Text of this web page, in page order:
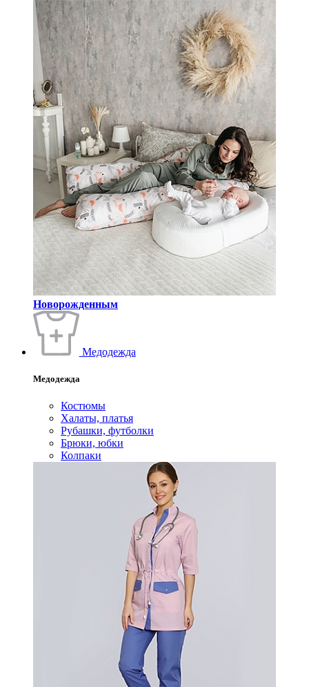
Новорожденным
Медодежда
Медодежда
Костюмы
Халаты, платья
Рубашки, футболки
Брюки, юбки
Колпаки